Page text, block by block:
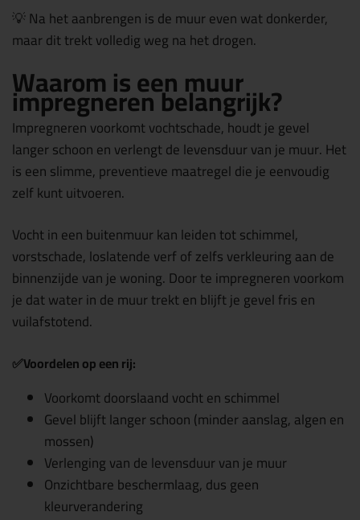
💡Na het aanbrengen is de muur even wat donkerder,
maar dit trekt volledig weg na het drogen.
Waarom is een muur
impregneren belangrijk?
Impregneren voorkomt vochtschade, houdt je gevel
langer schoon en verlengt de levensduur van je muur. Het
is een slimme, preventieve maatregel die je eenvoudig
zelf kunt uitvoeren.
Vocht in een buitenmuur kan leiden tot schimmel,
vorstschade, loslatende verf of zelfs verkleuring aan de
binnenzijde van je woning. Door te impregneren voorkom
je dat water in de muur trekt en blijft je gevel fris en
vuilafstotend.
✅Voordelen op een rij:
Voorkomt doorslaand vocht en schimmel
Gevel blijft langer schoon (minder aanslag, algen en
mossen)
Verlenging van de levensduur van je muur
Onzichtbare beschermlaag, dus geen
kleurverandering